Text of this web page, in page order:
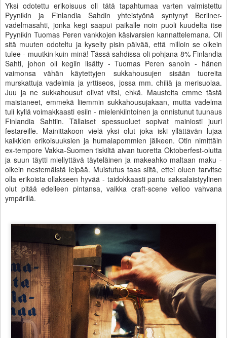
Yksi odotettu erikoisuus oli tätä tapahtumaa varten valmistettu
Pyynikin ja Finlandia Sahdin yhteistyönä syntynyt Berliner-
vadelmasahti, jonka kegi saapui paikalle noin puoli kuudelta itse
Pyynikin Tuomas Peren vankkojen käsivarsien kannattelemana. Oli
sitä muuten odoteltu ja kyselty pisin päivää, että milloin se oikein
tulee - muutkin kuin minä! Tässä sahdissa oli pohjana 8% Finlandia
Sahti, johon oli kegiin lisätty - Tuomas Peren sanoin - hänen
vaimonsa vähän käytettyjen sukkahousujen sisään tuoreita
murskattuja vadelmia ja yrttiseos, jossa mm. chiliä ja merisuolaa.
Juu ja ne sukkahousut olivat vitsi, ehkä. Mausteita emme tästä
maistaneet, emmekä liiemmin sukkahousujakaan, mutta vadelma
tuli kyllä voimakkaasti esiin - mielenkiintoinen ja onnistunut tuunaus
Finlandia Sahtiin. Tällaiset spessuoluet sopivat mainiosti juuri
festareille. Mainittakoon vielä yksi olut joka iski yllättävän lujaa
kaikkien erikoisuuksien ja humalapommien jälkeen. Otin nimittäin
ex-tempore Vakka-Suomen tiskiltä aivan tuoretta Oktoberfest-olutta
ja suun täytti miellyttävä täyteläinen ja makeahko maltaan maku -
oikein nestemäistä leipää. Muistutus taas siitä, ettei oluen tarvitse
olla erikoista ollakseen hyvää - taidokkaasti pantu saksalaistyylinen
olut pitää edelleen pintansa, vaikka craft-scene velloo vahvana
ympärillä.